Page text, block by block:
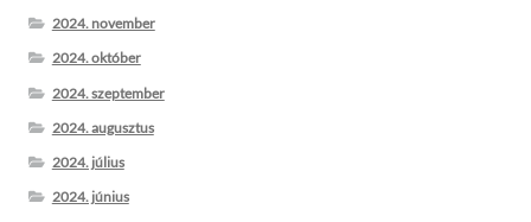
2024. november
2024. október
2024. szeptember
2024. augusztus
2024. július
2024. június